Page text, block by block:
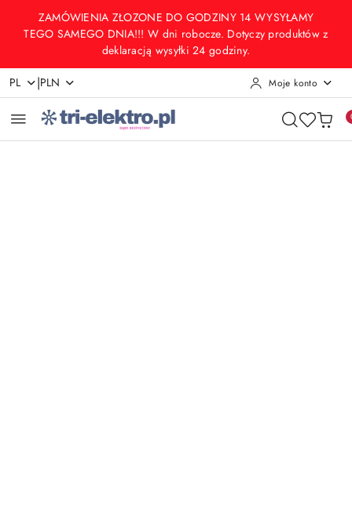
Przejdź do treści głównej
Przejdź do wyszukiwarki
Przejdź do moje konto
Przejdź do menu głównego
Przejdź do opisu produktu
Przejdź do stopki
ZAMÓWIENIA ZŁOZONE DO GODZINY 14 WYSYŁAMY
TEGO SAMEGO DNIA!!! W dni robocze. Dotyczy produktów z
deklaracją wysyłki 24 godziny.
PL |PLN Moje konto